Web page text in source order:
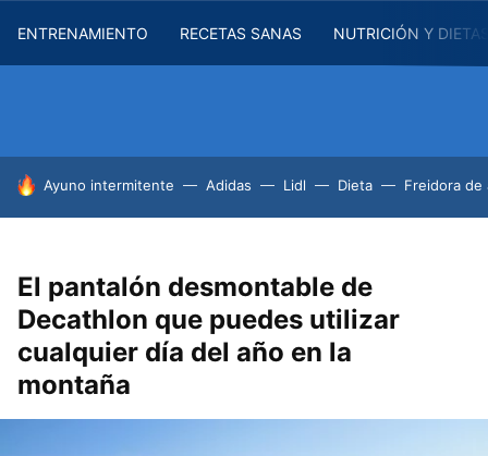
ENTRENAMIENTO RECETAS SANAS NUTRICIÓN Y
HOY SE HABLA DE
Ayuno intermitente Adidas Lidl Dieta Freidora de
El pantalón desmontable de
Decathlon que puedes utilizar
cualquier día del año en la
montaña